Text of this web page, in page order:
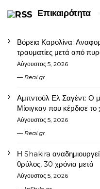
Επικαιρότητα
Βόρεια Καρολίνα:
τραυματίες μετά από
Αύγουστος 5, 2026
Real.gr
Αμπντούλ Ελ Σαγέντ: Ο
Μίσιγκαν που κέρδισε
Αύγουστος 5, 2026
Real.gr
Η Shakira
θρύλος, 30 χρόνια μετά
Αύγουστος 5, 2026